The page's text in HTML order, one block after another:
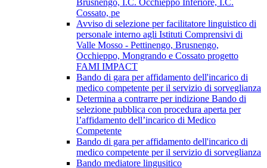
Brusnengo, I.C. Occhieppo Inferiore, I.C.
Cossato, pe
Avviso di selezione per facilitatore linguistico di
personale interno agli Istituti Comprensivi di
Valle Mosso - Pettinengo, Brusnengo,
Occhieppo, Mongrando e Cossato progetto
FAMI IMPACT
Bando di gara per affidamento dell'incarico di
medico competente per il servizio di sorveglianza
Determina a contrarre per indizione Bando di
selezione pubblica con procedura aperta per
l’affidamento dell’incarico di Medico
Competente
Bando di gara per affidamento dell'incarico di
medico competente per il servizio di sorveglianza
Bando mediatore lingusitico